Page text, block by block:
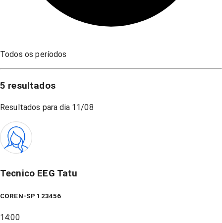
Todos os períodos
5 resultados
Resultados para dia 11/08
Tecnico EEG Tatu
COREN-SP 123456
14:00